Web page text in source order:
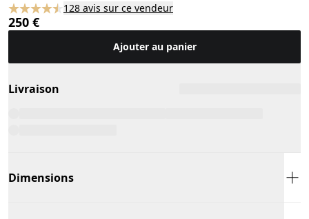
128 avis sur ce vendeur
250 €
Ajouter au panier
Livraison
Dimensions